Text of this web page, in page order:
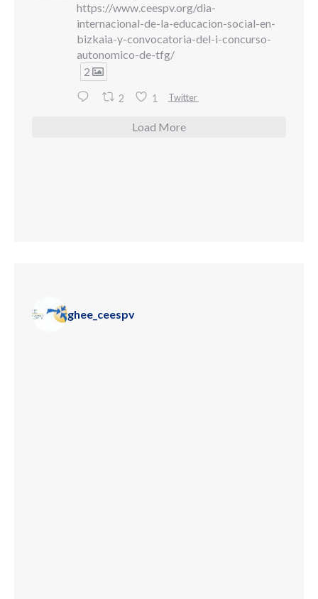
https://www.ceespv.org/dia-
internacional-de-la-educacion-social-en-
bizkaia-y-convocatoria-del-i-concurso-
autonomico-de-tfg/
2
2 1 Twitter
Load More
ghee_ceespv